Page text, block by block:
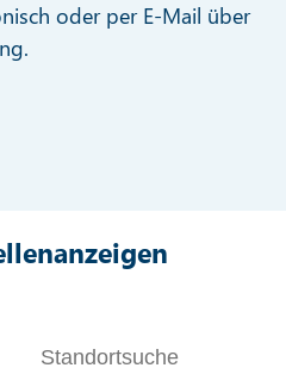
oder per E-Mail über